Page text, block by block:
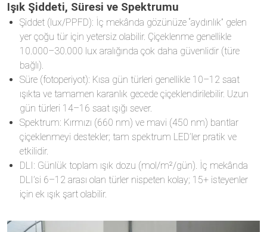
Işık Şiddeti, Süresi ve Spektrumu
Şiddet (lux/PPFD): İç mekânda gözünüze “aydınlık” gelen
yer çoğu tür için yetersiz olabilir. Çiçeklenme genellikle
10.000–30.000 lux aralığında çok daha güvenlidir (türe
bağlı).
Süre (fotoperiyot): Kısa gün türleri genellikle 10–12 saat
ışıkta ve tamamen karanlık gecede çiçeklendirilebilir. Uzun
gün türleri 14–16 saat ışığı sever.
Spektrum: Kırmızı (660 nm) ve mavi (450 nm) bantlar
çiçeklenmeyi destekler; tam spektrum LED’ler pratik ve
etkilidir.
DLI: Günlük toplam ışık dozu (mol/m²/gün). İç mekânda
DLI’si 6–12 arası olan türler nispeten kolay; 15+ isteyenler
için ek ışık şart olabilir.